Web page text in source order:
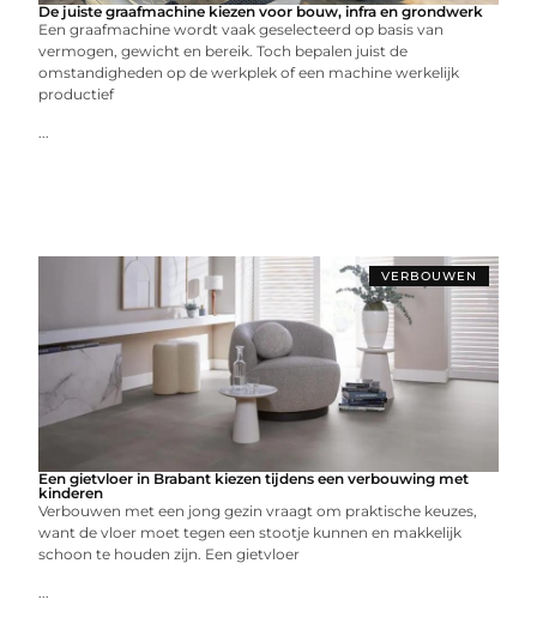
De juiste graafmachine kiezen voor bouw, infra en grondwerk
Een graafmachine wordt vaak geselecteerd op basis van
vermogen, gewicht en bereik. Toch bepalen juist de
omstandigheden op de werkplek of een machine werkelijk
productief
...
VERBOUWEN
Een gietvloer in Brabant kiezen tijdens een verbouwing met
kinderen
Verbouwen met een jong gezin vraagt om praktische keuzes,
want de vloer moet tegen een stootje kunnen en makkelijk
schoon te houden zijn. Een gietvloer
...